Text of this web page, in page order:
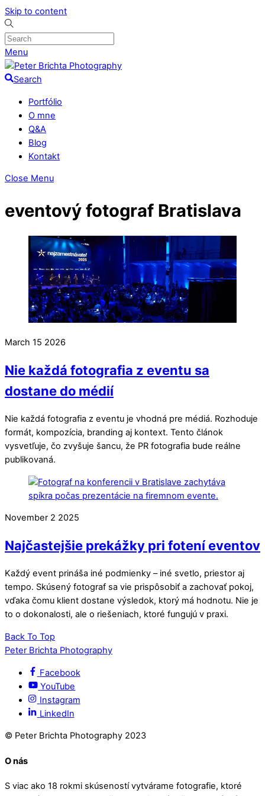
Skip to content
Menu
Search
Portfólio
O mne
Q&A
Blog
Kontakt
Close Menu
eventový fotograf Bratislava
March 15 2026
Nie každá fotografia z eventu sa
dostane do médií
Nie každá fotografia z eventu je vhodná pre médiá. Rozhoduje
formát, kompozícia, branding aj kontext. Tento článok
vysvetľuje, čo zvyšuje šancu, že PR fotografia bude reálne
publikovaná.
November 2 2025
Najčastejšie prekážky pri fotení eventov
Každý event prináša iné podmienky – iné svetlo, priestor aj
tempo. Skúsený fotograf sa vie prispôsobiť a zachovať pokoj,
vďaka čomu klient dostane výsledok, ktorý má hodnotu. Nie je
to o dokonalosti, ale o riešeniach, ktoré fungujú v praxi.
Back To Top
Peter Brichta Photography
Facebook
YouTube
Instagram
LinkedIn
© Peter Brichta Photography 2023
O nás
S viac ako 18 rokmi skúseností vytvárame fotografie, ktoré